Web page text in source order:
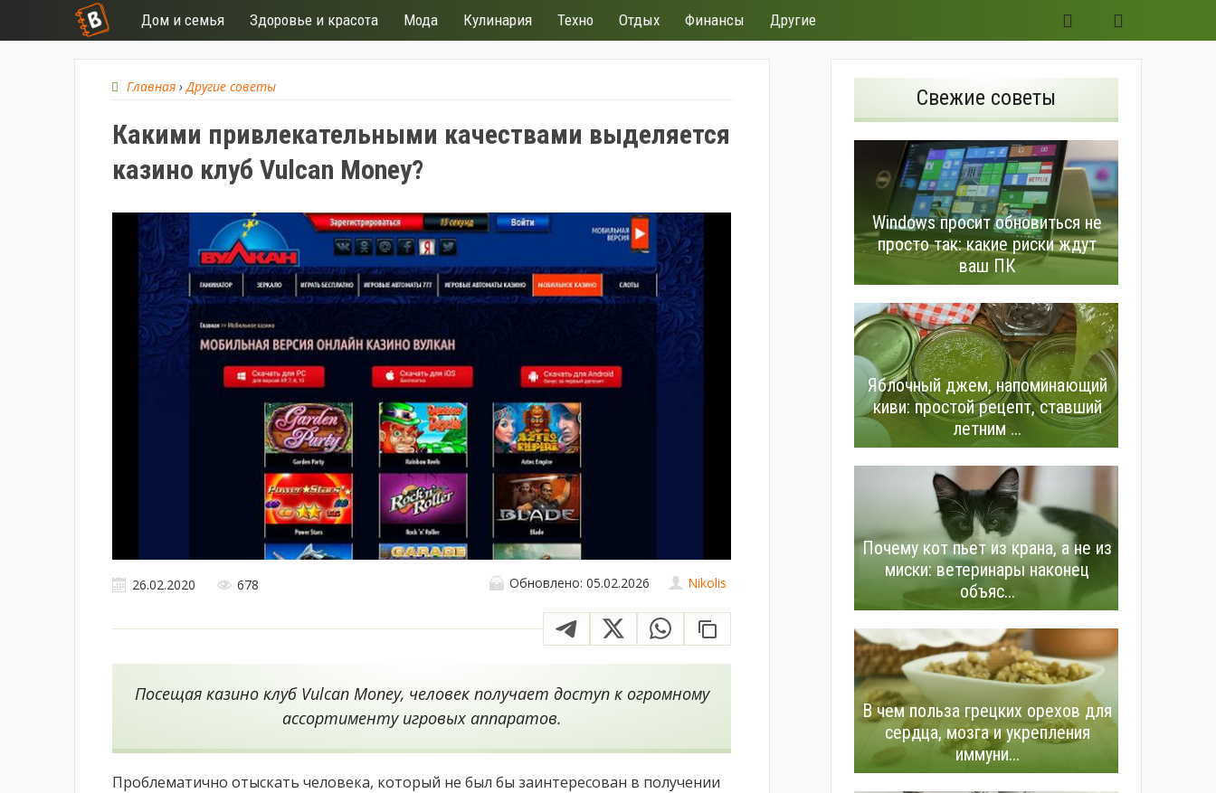
Дом и семья Здоровье и красота Мода Кулинария Техно Отдых Финансы Другие
Главная ›Другие советы
Какими привлекательными качествами выделяется
казино клуб Vulcan Money?
Nikolis
Обновлено: 05.02.2026
26.02.2020 678
Посещая казино клуб Vulcan Money, человек получает доступ к огромному
ассортименту игровых аппаратов.
Проблематично отыскать человека, который не был бы заинтересован в получении
Свежие советы
Windows просит обновиться не
просто так: какие риски ждут
ваш ПК
Яблочный джем, напоминающий
киви: простой рецепт, ставший
летним ...
Почему кот пьет из крана, а не из
миски: ветеринары наконец
объяс...
В чем польза грецких орехов для
сердца, мозга и укрепления
иммуни...